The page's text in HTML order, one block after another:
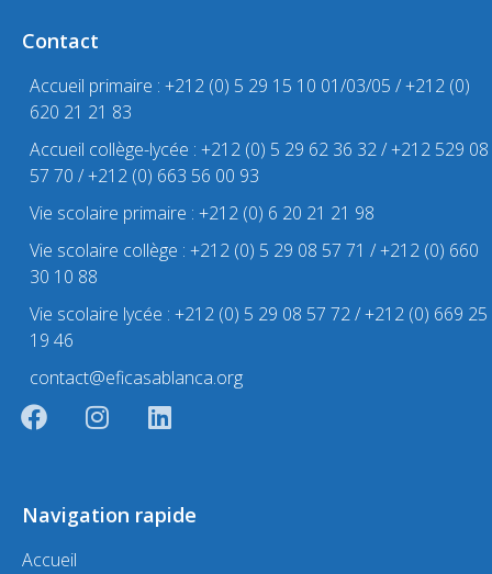
Contact
Accueil primaire : +212 (0) 5 29 15 10 01/03/05 / +212 (0)
620 21 21 83
Accueil collège-lycée : +212 (0) 5 29 62 36 32 / +212 529 08
57 70 / +212 (0) 663 56 00 93
Vie scolaire primaire : +212 (0) 6 20 21 21 98
Vie scolaire collège : +212 (0) 5 29 08 57 71 / +212 (0) 660
30 10 88
Vie scolaire lycée : +212 (0) 5 29 08 57 72 / +212 (0) 669 25
19 46
contact@eficasablanca.org
Navigation rapide
Accueil